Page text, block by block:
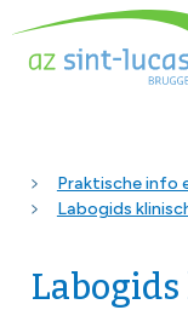
Praktische info
Labogids